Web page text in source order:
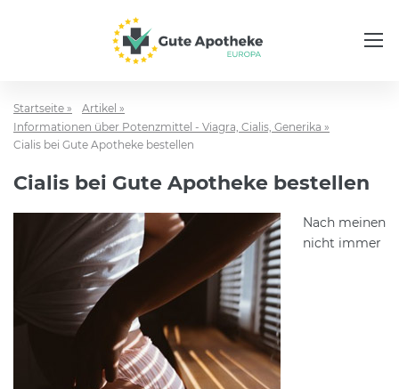
Startseite »
Artikel »
Informationen über Potenzmittel - Viagra, Cialis, Generika »
Cialis bei Gute Apotheke bestellen
Cialis bei Gute Apotheke bestellen
Nach meinen
nicht immer